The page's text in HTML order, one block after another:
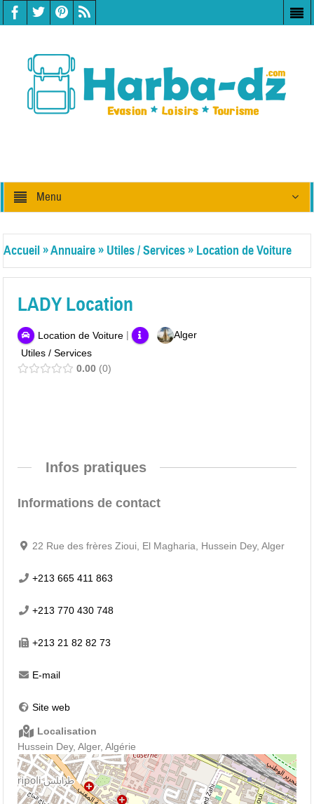
Menu
Accueil»Annuaire» Utiles / Services» Location de Voiture
LADY Location
Location de Voiture|
Utiles / Services
Alger
0.00 0
Infos pratiques
Informations de contact
22 Rue des frères Zioui, El Magharia, Hussein Dey, Alger
+213 665 411 863
+213 770 430 748
+213 21 82 82 73
E-mail
Site web
Localisation
Hussein Dey, Alger, Algérie